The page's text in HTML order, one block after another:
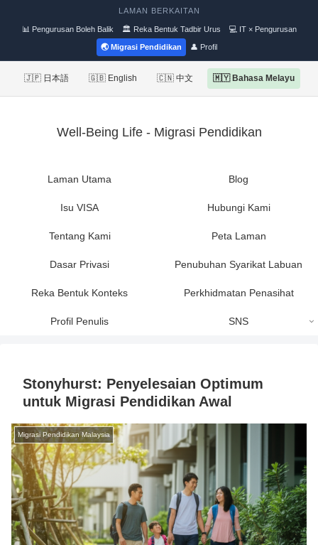
LAMAN BERKAITAN
📊 Pengurusan Boleh Balik 🏛 Reka Bentuk Tadbir Urus 💻 IT × Pengurusan
🌏 Migrasi Pendidikan 👤 Profil
🇯🇵 日本語 🇬🇧 English 🇨🇳 中文 🇲🇾 Bahasa Melayu
Well-Being Life - Migrasi Pendidikan
Laman Utama Blog
Isu VISA Hubungi Kami
Tentang Kami Peta Laman
Dasar Privasi Penubuhan Syarikat Labuan
Reka Bentuk Konteks Perkhidmatan Penasihat
Profil Penulis SNS
Stonyhurst: Penyelesaian Optimum
untuk Migrasi Pendidikan Awal
Migrasi Pendidikan Malaysia